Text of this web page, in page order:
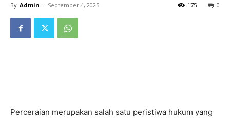
By Admin - September 4, 2025 0
175
Perceraian merupakan salah satu peristiwa hukum yang